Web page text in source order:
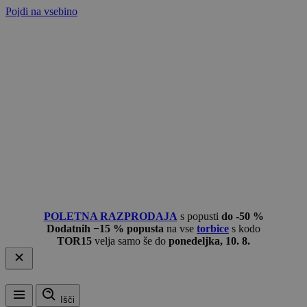
Pojdi na vsebino
POLETNA RAZPRODAJA s popusti do -50 %
Dodatnih −15 % popusta na vse torbice s kodo
TOR15 velja samo še do ponedeljka, 10. 8.
Išči